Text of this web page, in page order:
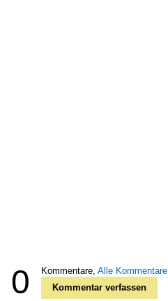
0 Kommentare, Alle Kommentare
Kommentar verfassen